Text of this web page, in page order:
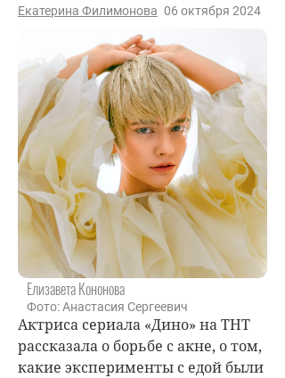
Екатерина Филимонова 06 октября 2024
Елизавета Кононова
Фото: Анастасия Сергеевич
Актриса сериала «Дино» на ТНТ
рассказала о борьбе с акне, о том,
какие эксперименты с едой были